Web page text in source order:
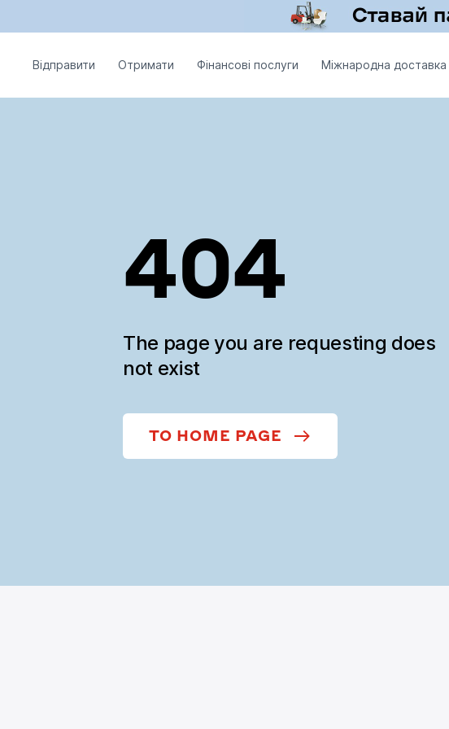
Відправити Отримати Фінансові послуги Міжнародна доставка
404
The page you are requesting does
not exist
TO HOME PAGE